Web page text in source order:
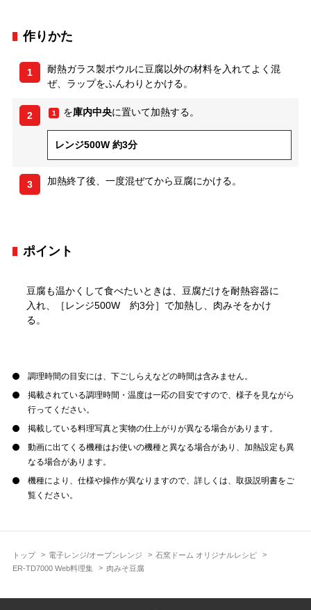
トップ 電子レンジ/オーブンレンジ
石窯ドーム オリジナルレシピ
ER-TD7000 Web料理集
肉みそ豆腐
作りかた
1
耐熱ガラス製ボウルに豆腐以外の材料を入れてよく混
ぜ、ラップをふんわりとかける。
2 1 を庫内中央に置いて加熱する。
レンジ500W 約3分
3 加熱終了後、一度混ぜてから豆腐にかける。
ポイント
豆腐も温かくして食べたいときは、豆腐だけを耐熱容器に
入れ、［レンジ500W 約3分］で加熱し、肉みそをかけ
る。
調理時間の目安には、下ごしらえなどの時間は含みません。
掲載されている調理時間・温度は一応の目安ですので、様子を見ながら
行ってください。
掲載している料理写真と実物の仕上がりが異なる場合があります。
動画に出てくる機種はお使いの機種と異なる場合があり、加熱設定も異
なる場合があります。
機種により、仕様や操作が異なりますので、詳しくは、取扱説明書をご
覧ください。